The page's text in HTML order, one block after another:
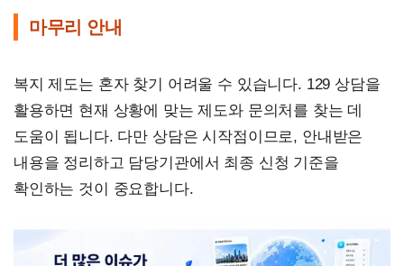
마무리 안내
복지 제도는 혼자 찾기 어려울 수 있습니다. 129 상담을
활용하면 현재 상황에 맞는 제도와 문의처를 찾는 데
도움이 됩니다. 다만 상담은 시작점이므로, 안내받은
내용을 정리하고 담당기관에서 최종 신청 기준을
확인하는 것이 중요합니다.